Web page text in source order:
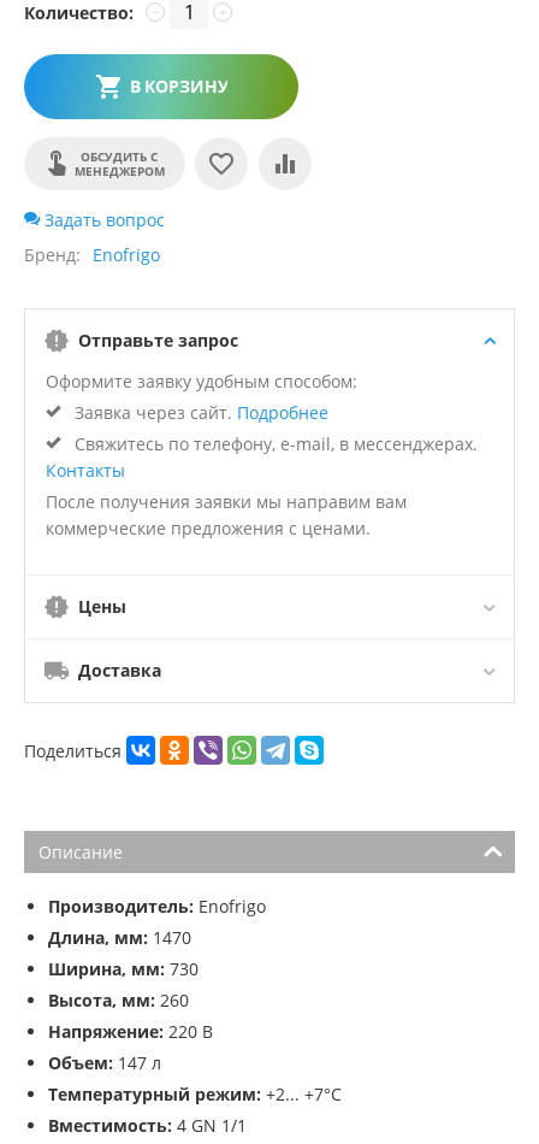
Количество: +
−
В КОРЗИНУ
ОБСУДИТЬ С
МЕНЕДЖЕРОМ
Задать вопрос
Бренд
Enofrigo
Отправьте запрос
Оформите заявку удобным способом:
Заявка через сайт. Подробнее
Свяжитесь по телефону, e-mail, в мессенджерах.
Контакты
После получения заявки мы направим вам
коммерческие предложения с ценами.
Цены
Доставка
Поделиться
Описание
Производитель: Enofrigo
Длина, мм: 1470
Ширина, мм: 730
Высота, мм: 260
Напряжение: 220 В
Объем: 147 л
Температурный режим: +2... +7°С
Вместимость: 4 GN 1/1